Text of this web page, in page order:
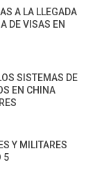
A LA LLEGADA
DE VISAS EN
SISTEMAS DE
EN CHINA
Y MILITARES
5